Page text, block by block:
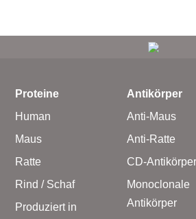
Proteine
Human
Maus
Ratte
Rind / Schaf
Produziert in
Antikörper
Anti-Maus
Anti-Ratte
CD-Antikörper
Monoclonale
Antikörper